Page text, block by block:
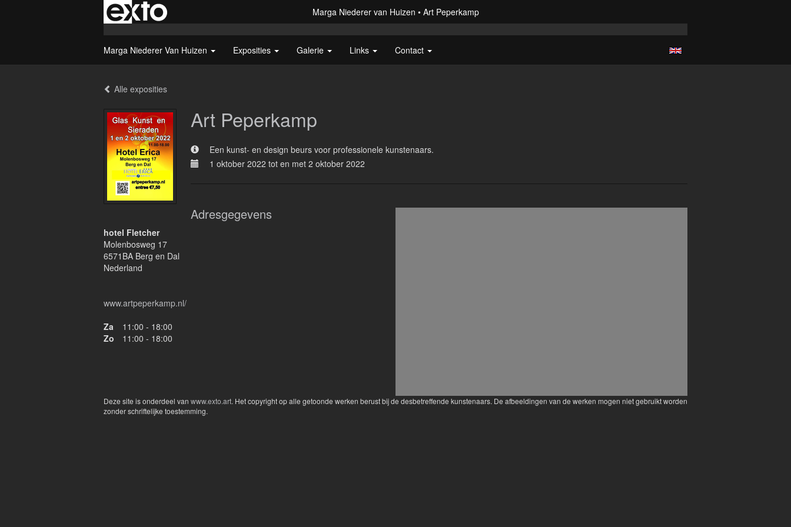
Marga Niederer van Huizen Art Peperkamp
Marga Niederer Van Huizen Exposities Galerie Links Contact
Alle exposities
Art Peperkamp
Een kunst- en design beurs voor professionele kunstenaars.
1 oktober 2022 tot en met 2 oktober 2022
Adresgegevens
hotel Fletcher
Molenbosweg 17
6571BA Berg en Dal
Nederland
www.artpeperkamp.nl/
Za
11:00 - 18:00
Zo
11:00 - 18:00
Deze site is onderdeel van www.exto.art. Het copyright op alle getoonde werken berust bij de desbetreffende kunstenaars. De afbeeldingen van de werken mogen niet gebruikt worden
zonder schriftelijke toestemming.